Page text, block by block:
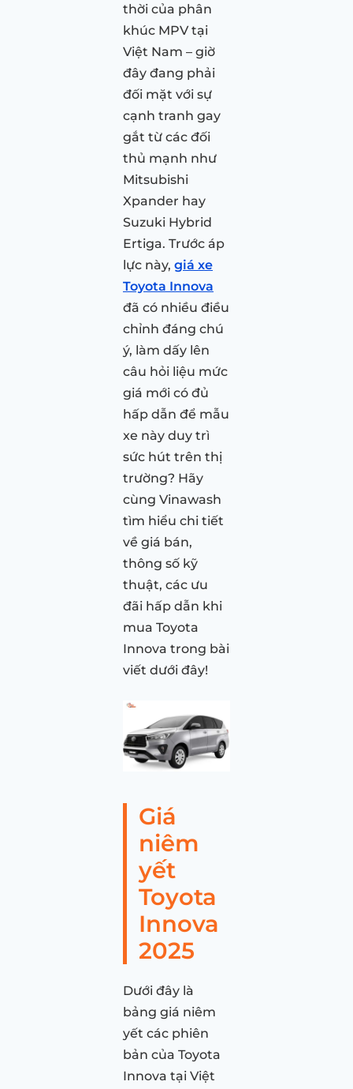
thời của phân
khúc MPV tại
Việt Nam – giờ
đây đang phải
đối mặt với sự
cạnh tranh gay
gắt từ các đối
thủ mạnh như
Mitsubishi
Xpander hay
Suzuki Hybrid
Ertiga. Trước áp
lực này, giá xe
Toyota Innova
đã có nhiều điều
chỉnh đáng chú
ý, làm dấy lên
câu hỏi liệu mức
giá mới có đủ
hấp dẫn để mẫu
xe này duy trì
sức hút trên thị
trường? Hãy
cùng Vinawash
tìm hiểu chi tiết
về giá bán,
thông số kỹ
thuật, các ưu
đãi hấp dẫn khi
mua Toyota
Innova trong bài
viết dưới đây!
Giá
niêm
yết
Toyota
Innova
2025
Dưới đây là
bảng giá niêm
yết các phiên
bản của Toyota
Innova tại Việt